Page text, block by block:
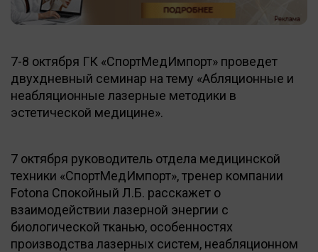
7-8 октября ГК «СпортМедИмпорт» проведет
двухдневный семинар на тему «Абляционные и
неабляционные лазерные методики в
эстетической медицине».
7 октября руководитель отдела медицинской
техники «СпортМедИмпорт», тренер компании
Fotona Спокойный Л.Б. расскажет о
взаимодействии лазерной энергии с
биологической тканью, особенностях
производства лазерных систем, неабляционном